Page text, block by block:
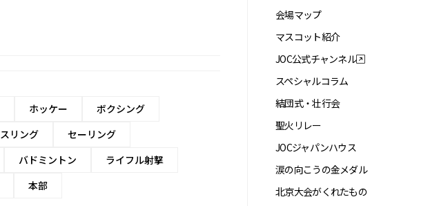
ホッケー
ボクシング
リング
セーリング
バドミントン
ライフル射撃
本部
会場マップ
マスコット紹介
JOC公式チャンネル
スペシャルコラム
結団式・壮行会
聖火リレー
JOCジャパンハウス
涙の向こうの金メダル
北京大会がくれたもの